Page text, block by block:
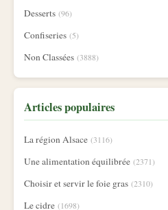
Desserts (96)
Confiseries (5)
Non Classées (3888)
Articles populaires
La région Alsace (3116)
Une alimentation équilibrée (2371)
Choisir et servir le foie gras (2310)
Le cidre (1698)